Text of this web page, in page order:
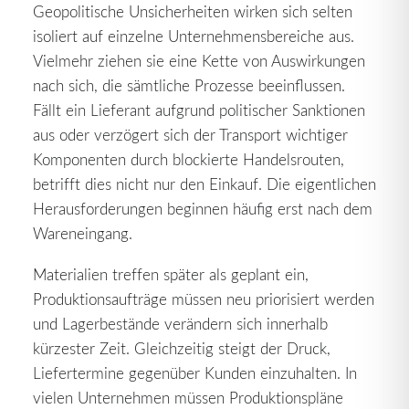
Geopolitische Unsicherheiten wirken sich selten
isoliert auf einzelne Unternehmensbereiche aus.
Vielmehr ziehen sie eine Kette von Auswirkungen
nach sich, die sämtliche Prozesse beeinflussen.
Fällt ein Lieferant aufgrund politischer Sanktionen
aus oder verzögert sich der Transport wichtiger
Komponenten durch blockierte Handelsrouten,
betrifft dies nicht nur den Einkauf. Die eigentlichen
Herausforderungen beginnen häufig erst nach dem
Wareneingang.
Materialien treffen später als geplant ein,
Produktionsaufträge müssen neu priorisiert werden
und Lagerbestände verändern sich innerhalb
kürzester Zeit. Gleichzeitig steigt der Druck,
Liefertermine gegenüber Kunden einzuhalten. In
vielen Unternehmen müssen Produktionspläne